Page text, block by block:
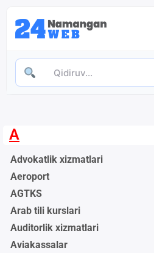
A
Advokatlik xizmatlari
Aeroport
AGTKS
Arab tili kurslari
Auditorlik xizmatlari
Aviakassalar